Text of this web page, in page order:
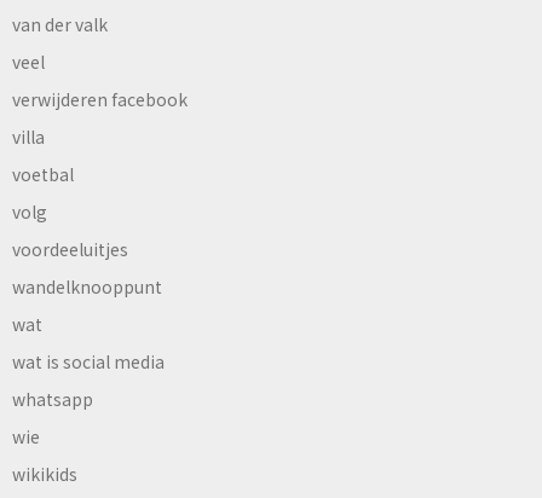
van der valk
veel
verwijderen facebook
villa
voetbal
volg
voordeeluitjes
wandelknooppunt
wat
wat is social media
whatsapp
wie
wikikids